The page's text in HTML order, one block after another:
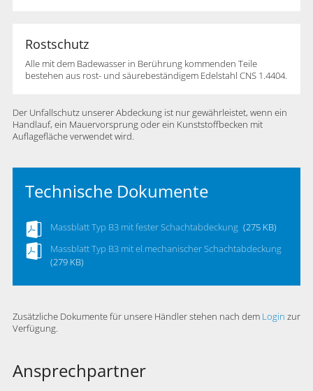
Rostschutz
Alle mit dem Badewasser in Berührung kommenden Teile
bestehen aus rost- und säurebeständigem Edelstahl CNS 1.4404.
Der Unfallschutz unserer Abdeckung ist nur gewährleistet, wenn ein
Handlauf, ein Mauervorsprung oder ein Kunststoffbecken mit
Auflagefläche verwendet wird.
Technische Dokumente
Massblatt Typ B3 mit fester Schachtabdeckung (275 KB)
Massblatt Typ B3 mit el.mechanischer Schachtabdeckung
(279 KB)
Zusätzliche Dokumente für unsere Händler stehen nach dem Login zur
Verfügung.
Ansprechpartner